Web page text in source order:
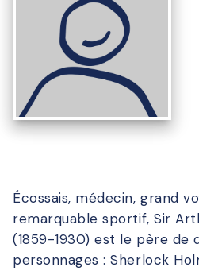
Écossais, médecin, grand
remarquable sportif, Sir
(1859-1930) est le père de
personnages : Sherlock